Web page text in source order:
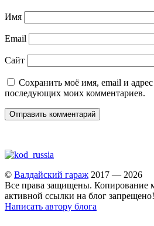
Имя
Email
Сайт
Сохранить моё имя, email и адрес
последующих моих комментариев.
© Валдайский гараж 2017 — 2026
Все права защищены. Копирование
активной ссылки на блог запрещено!
Написать автору блога